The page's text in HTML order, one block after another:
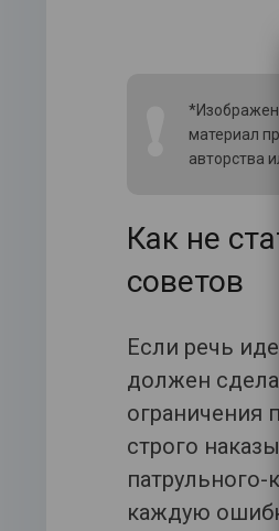
материал
авторства
Как не
советов
Если речь
должен
ограничения
строго
каждую